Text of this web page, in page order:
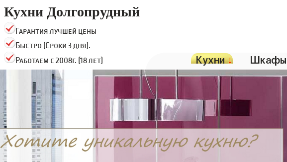
Кухни Долгопрудный
Гарантия лучшей цены
Быстро (Сроки 3 дня).
Работаем с 2008г. (18 лет)
Кухни↓ Шкафы